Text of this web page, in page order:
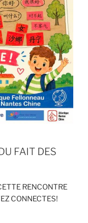
FAIT DES
RENCONTRE
CONNECTES!